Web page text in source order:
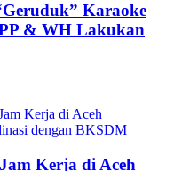
Karaoke
& WH Lakukan
Kerja di Aceh